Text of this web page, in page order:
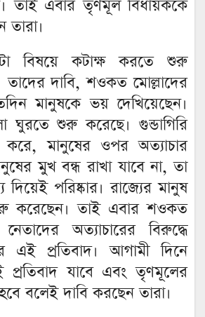
তাই এবার তৃণমূল বিধায়ককে
তারা।
বিষয়ে কটাক্ষ করতে শুরু
তাদের দাবি, শওকত মোল্লাদের
মানুষকে ভয় দেখিয়েছেন।
ঘুরতে শুরু করেছে। গুন্ডাগিরি
করে, মানুষের ওপর অত্যাচার
মুখ বন্ধ রাখা যাবে না, তা
পরিষ্কার। রাজ্যের মানুষ
করেছেন। তাই এবার শওকত
অত্যাচারের বিরুদ্ধে
এই প্রতিবাদ। আগামী দিনে
প্রতিবাদ যাবে এবং তৃণমূলের
বলেই দাবি করছেন তারা।